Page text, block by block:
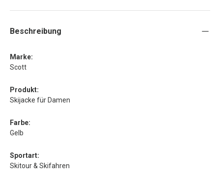
Beschreibung
Marke:
Scott
Produkt:
Skijacke für Damen
Farbe:
Gelb
Sportart:
Skitour & Skifahren